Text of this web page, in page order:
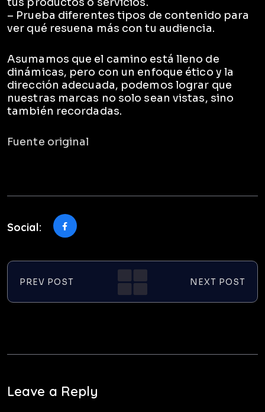
– Prueba diferentes tipos de contenido para
ver qué resuena más con tu audiencia.
Asumamos que el camino está lleno de
dinámicas, pero con un enfoque ético y la
dirección adecuada, podemos lograr que
nuestras marcas no solo sean vistas, sino
también recordadas.
Fuente original
Social:
PREV POST NEXT POST
Leave a Reply